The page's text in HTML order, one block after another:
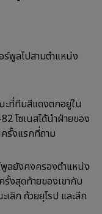
ร์พูลไปสามตำแหน่ง
ะที่ทีมสีแดงตกอยู่ใน
โซเนสได้นำฝ่ายของ
รั้งแรกที่ถาม
พูลยังคงครองตำแหน่ง
งสุดท้ายของเขากับ
ลิก ถ้วยยุโรป และลีก